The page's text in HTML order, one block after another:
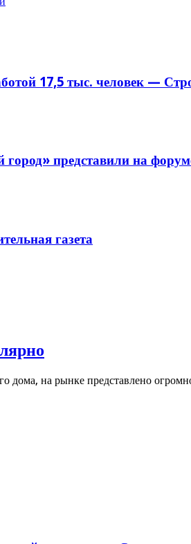
17,5 тыс. человек —
представили на
газета
дома, на рынке представлено